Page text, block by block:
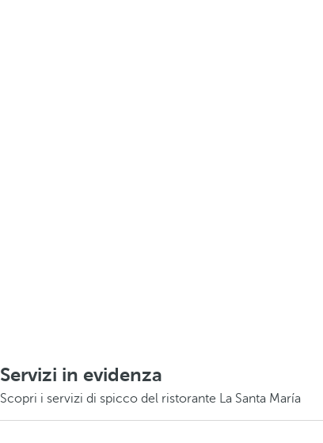
Servizi in evidenza
Scopri i servizi di spicco del ristorante La Santa María